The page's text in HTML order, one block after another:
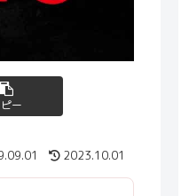
ー
2023.10.01